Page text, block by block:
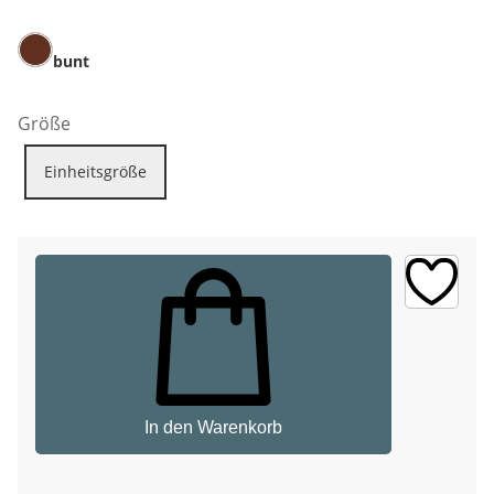
bunt
Größe
Einheitsgröße
In den Warenkorb